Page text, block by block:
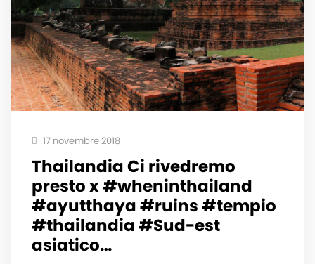
17 novembre 2018
Thailandia Ci rivedremo
presto x #wheninthailand
#ayutthaya #ruins #tempio
#thailandia #Sud-est
asiatico…